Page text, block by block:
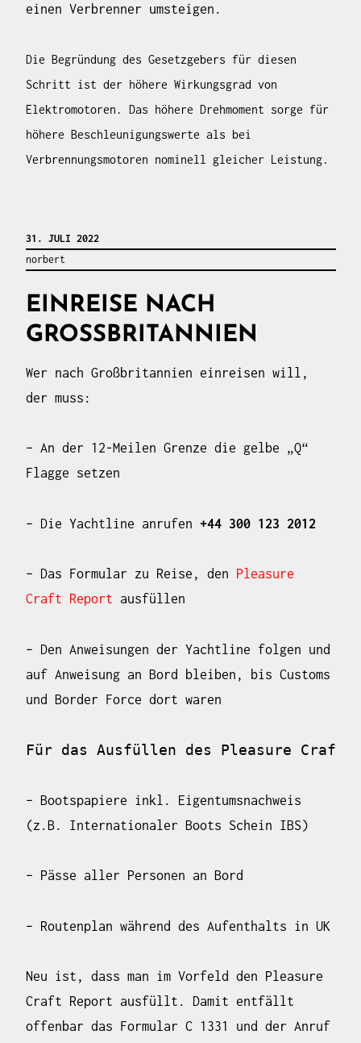
einen Verbrenner umsteigen.
Die Begründung des Gesetzgebers für diesen
Schritt ist der höhere Wirkungsgrad von
Elektromotoren. Das höhere Drehmoment sorge für
höhere Beschleunigungswerte als bei
Verbrennungsmotoren nominell gleicher Leistung.
31. JULI 2022
norbert
EINREISE NACH
GROSSBRITANNIEN
Wer nach Großbritannien einreisen will,
der muss:
– An der 12-Meilen Grenze die gelbe „Q“
Flagge setzen
– Die Yachtline anrufen +44 300 123 2012
– Das Formular zu Reise, den
Pleasure
Craft Report ausfüllen
– Den Anweisungen der Yachtline folgen und
auf Anweisung an Bord bleiben, bis Customs
und Border Force dort waren
Für das Ausfüllen des Pleasure
– Bootspapiere inkl. Eigentumsnachweis
(z.B. Internationaler Boots Schein IBS)
– Pässe aller Personen an Bord
– Routenplan während des Aufenthalts in UK
Neu ist, dass man im Vorfeld den
Pleasure
Craft Report ausfüllt. Damit entfällt
offenbar das Formular C 1331 und der Anruf